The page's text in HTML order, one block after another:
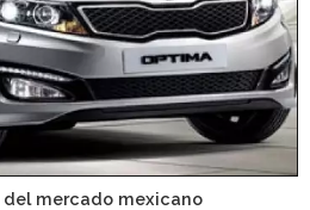
del mercado mexicano